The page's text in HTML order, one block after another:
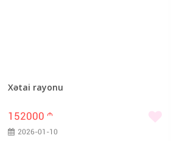
Xətai rayonu
152000 m
2026-01-10